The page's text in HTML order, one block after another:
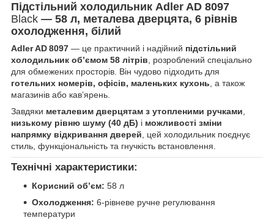
Підстільний холодильник Adler AD 8097
Black — 58 л, металева дверцята, 6 рівнів
охолодження, білий
Adler AD 8097 — це практичний і надійний підстільний
холодильник об’ємом 58 літрів, розроблений спеціально
для обмежених просторів. Він чудово підходить для
готельних номерів, офісів, маленьких кухонь, а також
магазинів або кав’ярень.
Завдяки металевим дверцятам з утопленими ручками,
низькому рівню шуму (40 дБ) і можливості зміни
напрямку відкривання дверей, цей холодильник поєднує
стиль, функціональність та гнучкість встановлення.
Технічні характеристики:
Корисний об’єм: 58 л
Охолодження: 6-рівневе ручне регулювання
температури